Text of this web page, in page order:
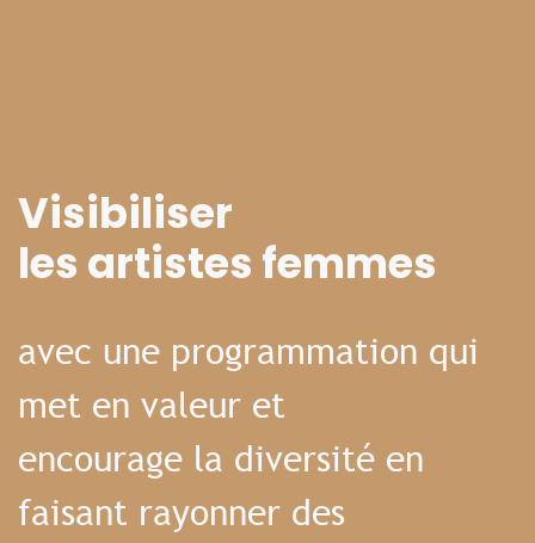
Visibiliser
les artistes femmes
avec une programmation qui
met en valeur et
encourage la diversité en
faisant rayonner des